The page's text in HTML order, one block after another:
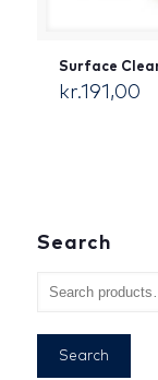
Surface
kr.191,00
Search
Search